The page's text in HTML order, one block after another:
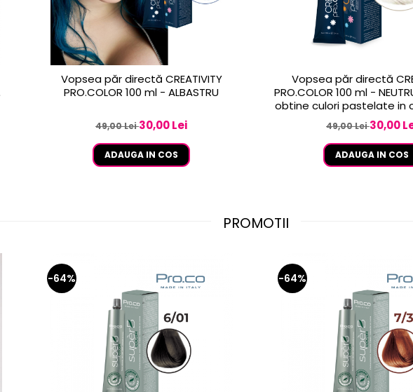
Vopsea păr directă CREATIVITY
PRO.COLOR 100 ml - ALBASTRU
49,00 Lei30,00 Lei
ADAUGA IN COS
Vopsea păr directă
PRO.COLOR 100 ml -
obtine culori pastelate in
cu celelalte culori
49,00 Lei30,00
ADAUGA IN COS
PROMOTII
-64% -64%